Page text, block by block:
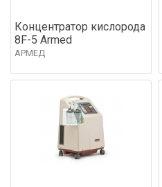
Концентратор кислорода
8F-5 Armed
АРМЕД